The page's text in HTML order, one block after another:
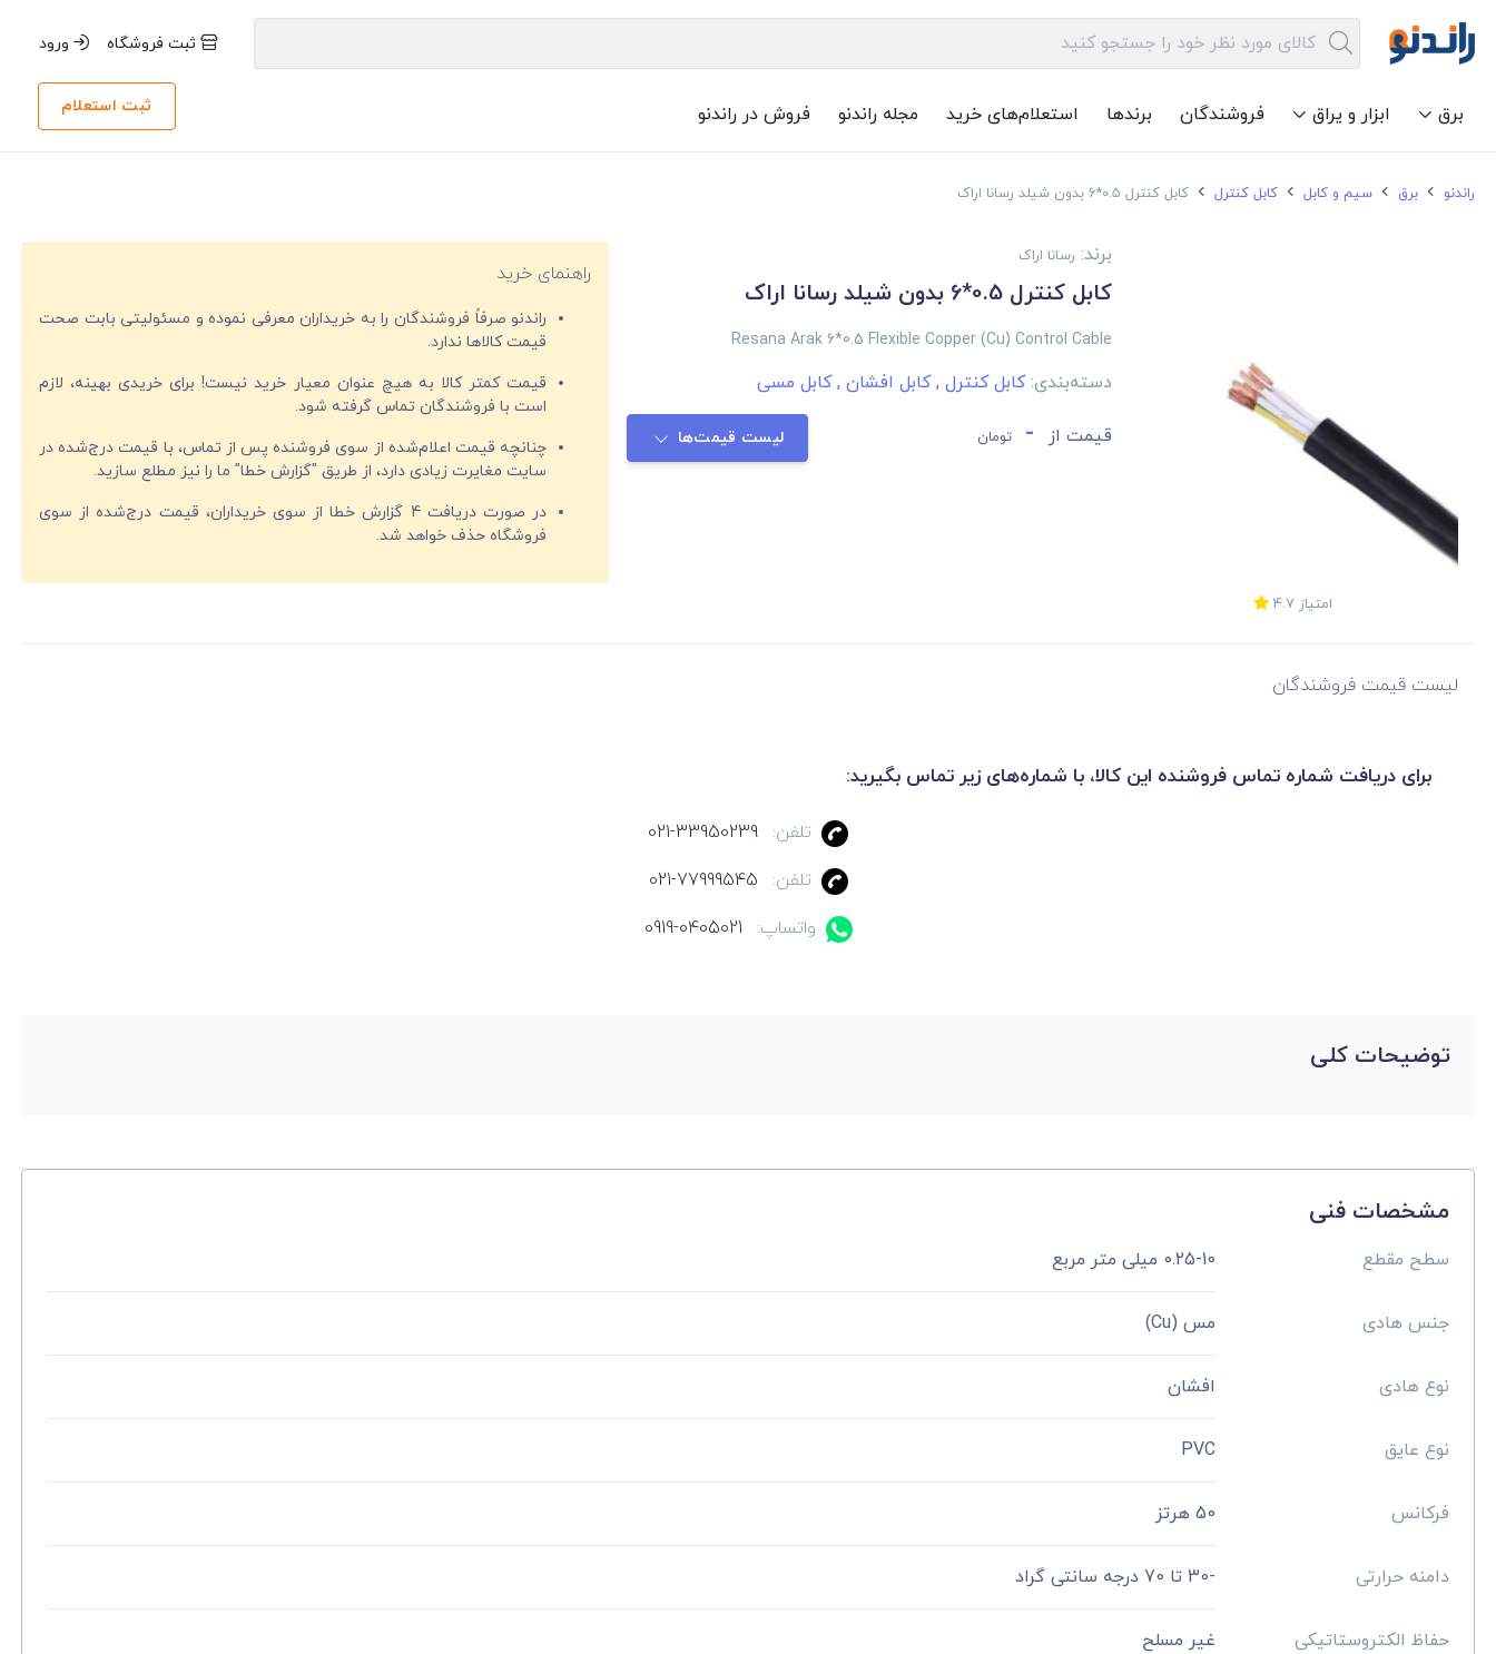
ثبت فروشگاه ورود
برق ابزار و یراق فروشندگان برندها استعلام‌های خرید مجله راندنو فروش در راندنو ثبت استعلام
راندنو برق سیم و کابل کابل کنترل کابل کنترل 0.5*6 بدون شیلد رسانا اراک
امتیاز 4.7
برند: رسانا اراک
کابل کنترل 0.5*6 بدون شیلد رسانا اراک
Resana Arak 6*0.5 Flexible Copper (Cu) Control Cable
دسته‌بندی:کابل کنترل ,کابل افشان ,کابل مسی
قیمت از - تومان لیست قیمت‌ها
راهنمای خرید
راندنو صرفاً فروشندگان را به خریداران معرفی نموده و مسئولیتی بابت صحت
قیمت‌ کالاها ندارد.
قیمت کمتر کالا به هیچ عنوان معیار خرید نیست! برای خریدی بهینه، لازم
است با فروشندگان تماس گرفته شود.
چنانچه قیمت اعلام‌شده از سوی فروشنده پس از تماس، با قیمت درج‌شده در
سایت مغایرت زیادی دارد، از طریق "گزارش خطا" ما را نیز مطلع سازید.
در صورت دریافت 4 گزارش خطا از سوی خریداران، قیمت درج‌شده از سوی
فروشگاه حذف خواهد شد.
لیست قیمت فروشندگان
برای دریافت شماره تماس فروشنده این کالا، با شماره‌های زیر تماس بگیرید:
تلفن:
021-33950239
تلفن:
021-77999545
واتساپ:
0919-0405021
توضیحات کلی
مشخصات فنی
سطح مقطع 0.25-10 میلی متر مربع
جنس هادی مس (Cu)
نوع هادی افشان
نوع عایق PVC
فرکانس 50 هرتز
دامنه حرارتی -30 تا 70 درجه سانتی گراد
حفاظ الکتروستاتیکی غیر مسلح